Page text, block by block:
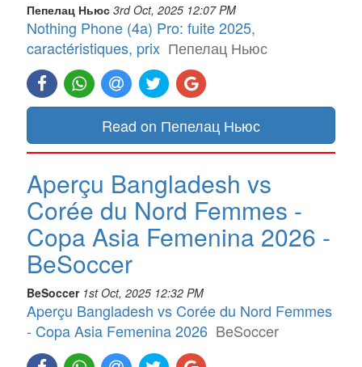
Пепелац Ньюс 3rd Oct, 2025 12:07 PM
Nothing Phone (4a) Pro: fuite 2025,
caractéristiques, prix Пепелац Ньюс
Read on Пепелац Ньюс
Aperçu Bangladesh vs
Corée du Nord Femmes -
Copa Asia Femenina 2026 -
BeSoccer
BeSoccer 1st Oct, 2025 12:32 PM
Aperçu Bangladesh vs Corée du Nord Femmes
- Copa Asia Femenina 2026 BeSoccer